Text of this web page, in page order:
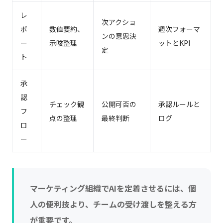
レ
ポ
ー
ト
数値要約、
示唆整理
次アクショ
ンの意思決
定
週次フォーマ
ットとKPI
承
認
フ
ロ
ー
チェック観
点の整理
公開可否の
最終判断
承認ルールと
ログ
マーケティング組織でAIを定着させるには、個
人の便利技より、チームの受け渡しを整える方
が重要です。